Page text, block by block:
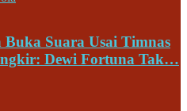
Suara Usai Timnas
Dewi Fortuna Tak…